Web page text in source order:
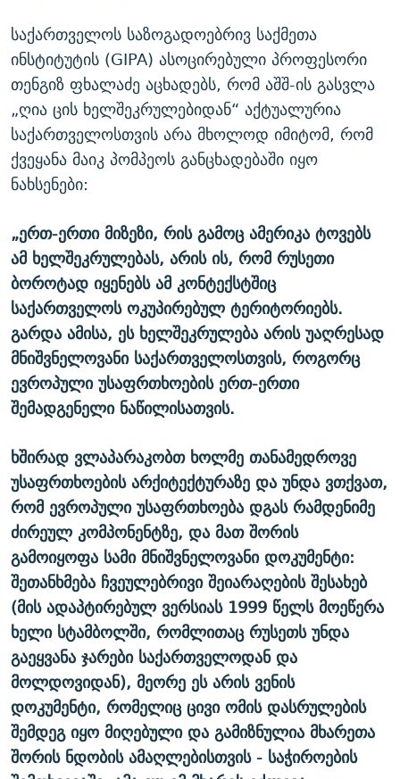
საქართველოს საზოგადოებრივ საქმეთა
ინსტიტუტის (GIPA) ასოცირებული პროფესორი
თენგიზ ფხალაძე აცხადებს, რომ აშშ-ის გასვლა
„ღია ცის ხელშეკრულებიდან“ აქტუალურია
საქართველოსთვის არა მხოლოდ იმიტომ, რომ
ქვეყანა მაიკ პომპეოს განცხადებაში იყო
ნახსენები:
„ერთ-ერთი მიზეზი, რის გამოც ამერიკა ტოვებს
ამ ხელშეკრულებას, არის ის, რომ რუსეთი
ბოროტად იყენებს ამ კონტექსტშიც
საქართველოს ოკუპირებულ ტერიტორიებს.
გარდა ამისა, ეს ხელშეკრულება არის უაღრესად
მნიშვნელოვანი საქართველოსთვის, როგორც
ევროპული უსაფრთხოების ერთ-ერთი
შემადგენელი ნაწილისათვის.
ხშირად ვლაპარაკობთ ხოლმე თანამედროვე
უსაფრთხოების არქიტექტურაზე და უნდა ვთქვათ,
რომ ევროპული უსაფრთხოება დგას რამდენიმე
ძირეულ კომპონენტზე, და მათ შორის
გამოიყოფა სამი მნიშვნელოვანი დოკუმენტი:
შეთანხმება ჩვეულებრივი შეიარაღების შესახებ
(მის ადაპტირებულ ვერსიას 1999 წელს მოეწერა
ხელი სტამბოლში, რომლითაც რუსეთს უნდა
გაეყვანა ჯარები საქართველოდან და
მოლდოვიდან), მეორე ეს არის ვენის
დოკუმენტი, რომელიც ცივი ომის დასრულების
შემდეგ იყო მიღებული და გამიზნულია მხარეთა
შორის ნდობის ამაღლებისთვის - საჭიროების